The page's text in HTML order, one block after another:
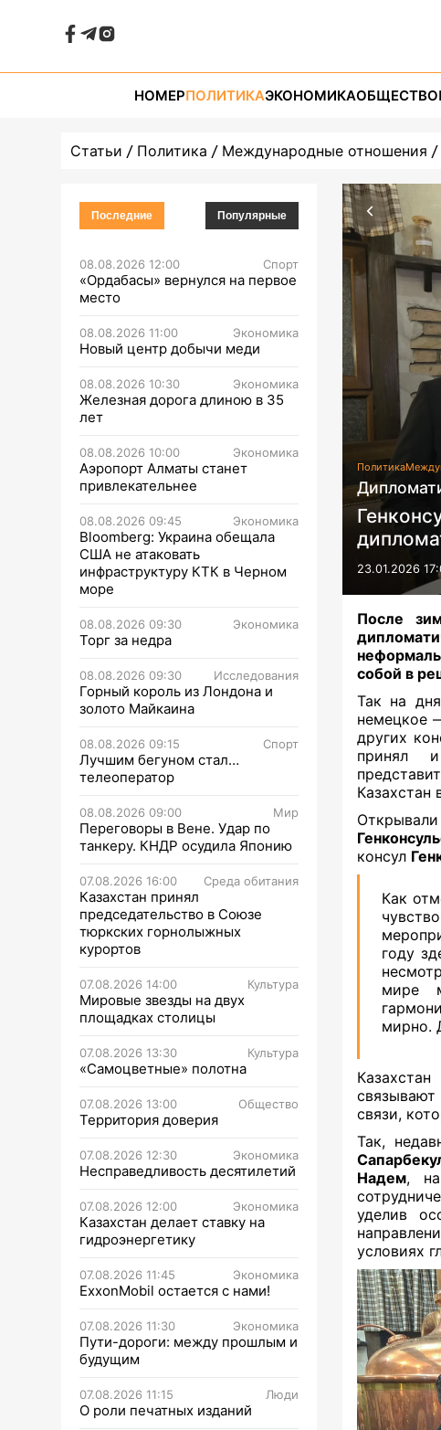
НОМЕРПОЛИТИКАЭКОНОМИКАОБЩЕСТВО
Статьи Политика Международные отношения
Последние Популярные
08.08.2026 12:00 Спорт
«Ордабасы» вернулся на первое
место
08.08.2026 11:00 Экономика
Новый центр добычи меди
08.08.2026 10:30 Экономика
Железная дорога длиною в 35
лет
08.08.2026 10:00 Экономика
Аэропорт Алматы станет
привлекательнее
08.08.2026 09:45 Экономика
Bloomberg: Украина обещала
США не атаковать
инфраструктуру КТК в Черном
море
08.08.2026 09:30 Экономика
Торг за недра
08.08.2026 09:30 Исследования
Горный король из Лондона и
золото Майкаина
08.08.2026 09:15 Спорт
Лучшим бегуном стал…
телеоператор
08.08.2026 09:00 Мир
Переговоры в Вене. Удар по
танкеру. КНДР осудила Японию
07.08.2026 16:00 Среда обитания
Казахстан принял
председательство в Союзе
тюркских горнолыжных
курортов
07.08.2026 14:00 Культура
Мировые звезды на двух
площадках столицы
07.08.2026 13:30 Культура
«Самоцветные» полотна
07.08.2026 13:00 Общество
Территория доверия
07.08.2026 12:30 Экономика
Несправедливость десятилетий
07.08.2026 12:00 Экономика
Казахстан делает ставку на
гидроэнергетику
07.08.2026 11:45 Экономика
ExxonMobil остается с нами!
07.08.2026 11:30 Экономика
Пути-дороги: между прошлым и
будущим
07.08.2026 11:15 Люди
О роли печатных изданий
Политика
23.01.2026
После
собой в
Так на
немецкое
других
принял
Казахстан
консул
Как
году
мире
мирно.
связи,
Так,
Надем, на
уделив
условиях